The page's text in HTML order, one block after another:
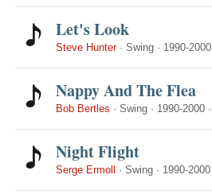
Let's Look
Steve Hunter· Swing · 1990-2000
Nappy And The Flea
Bob Bertles · Swing · 1990-2000 ·
Night Flight
Serge Ermoll · Swing · 1990-2000